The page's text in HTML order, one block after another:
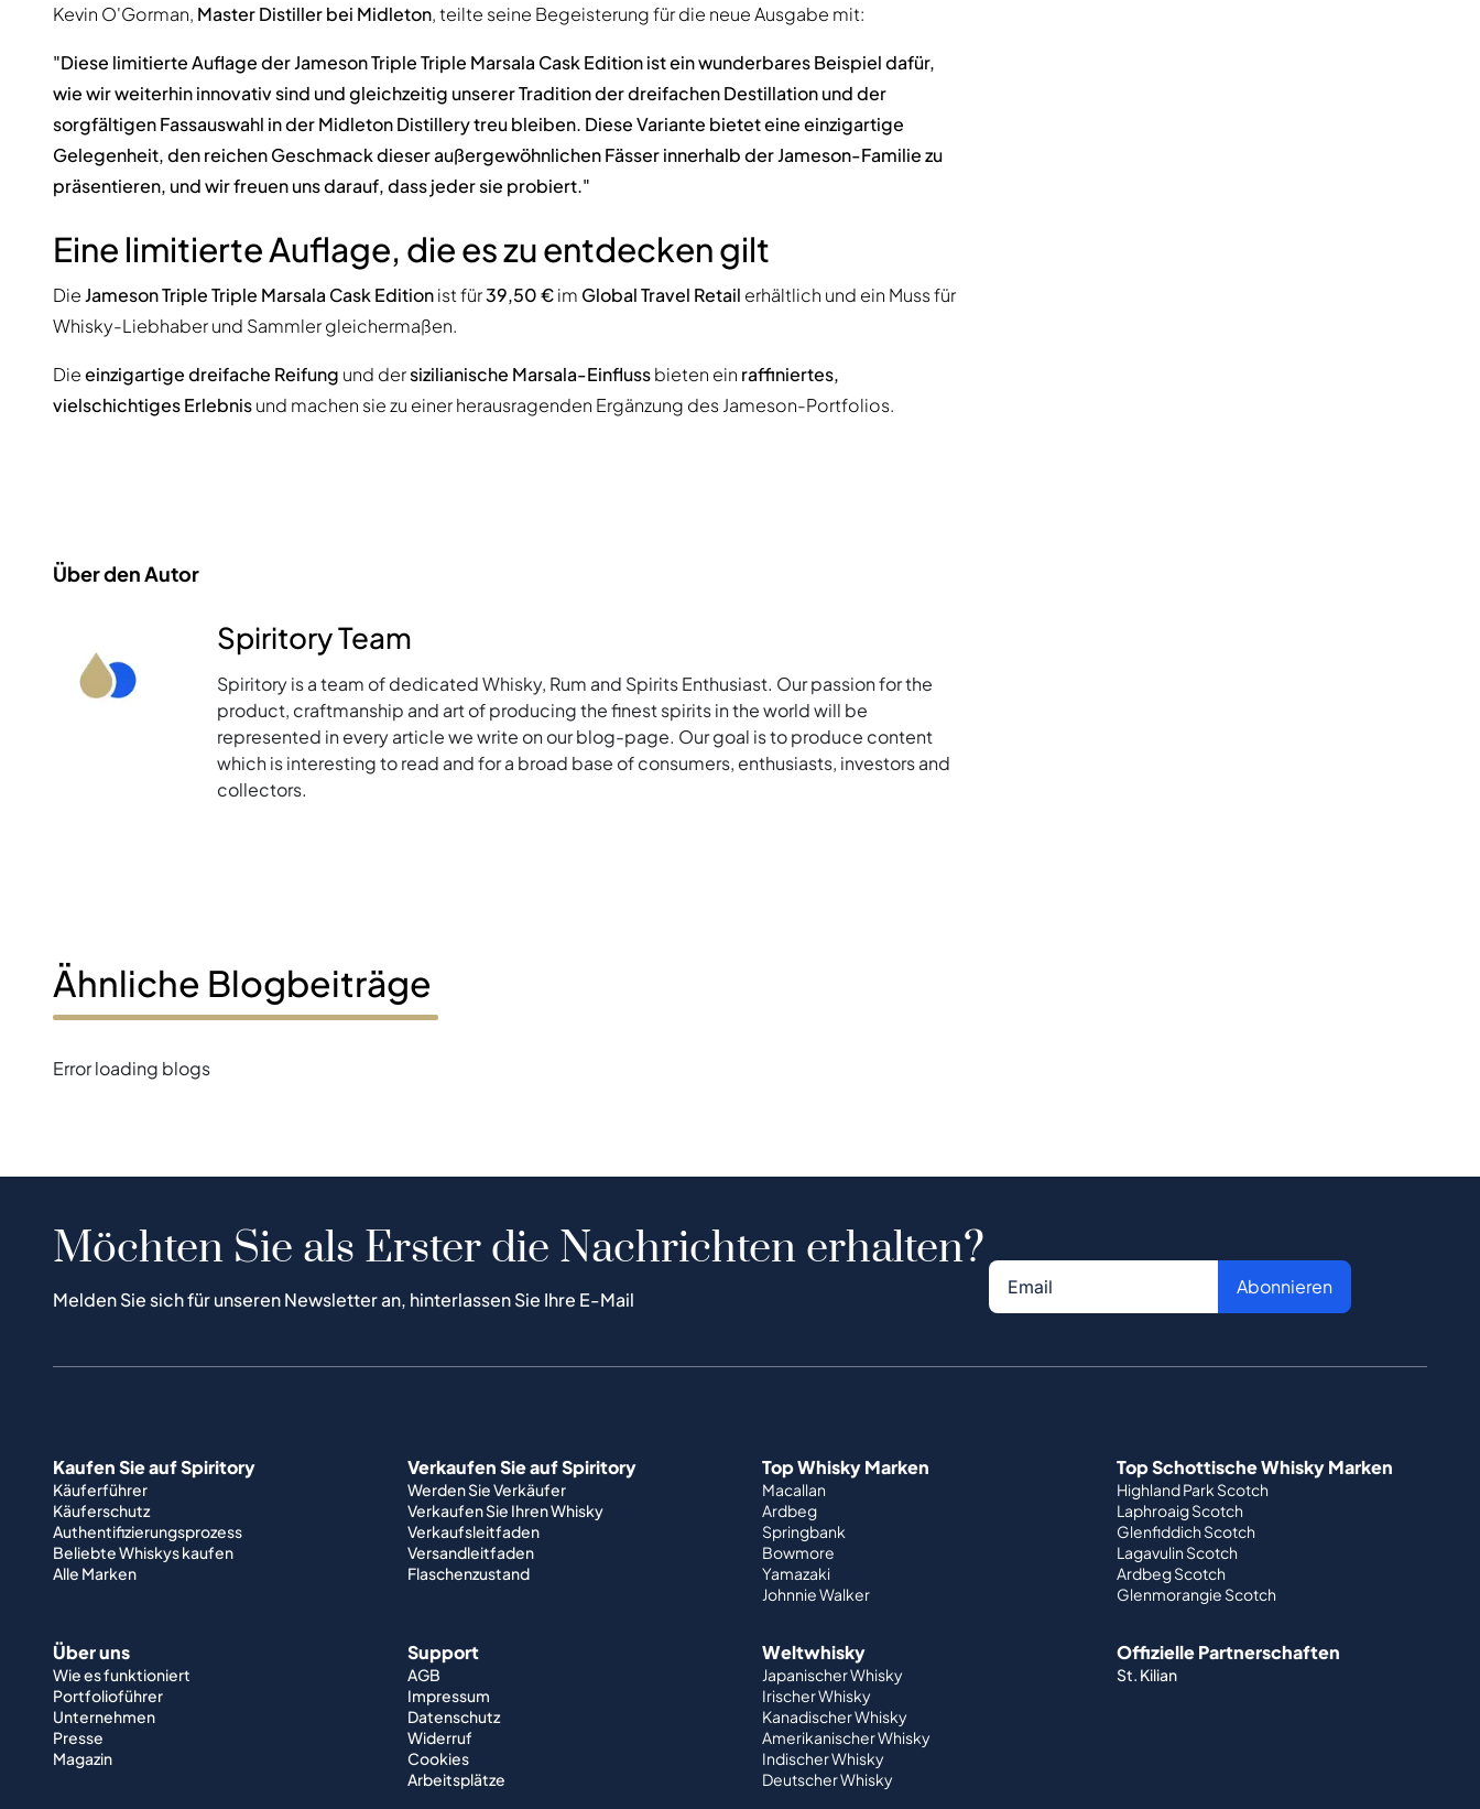
Kevin O'Gorman, Master Distiller bei Midleton, teilte seine Begeisterung für die neue Ausgabe mit:
"Diese limitierte Auflage der Jameson Triple Triple Marsala Cask Edition ist ein wunderbares Beispiel dafür,
wie wir weiterhin innovativ sind und gleichzeitig unserer Tradition der dreifachen Destillation und der
sorgfältigen Fassauswahl in der Midleton Distillery treu bleiben. Diese Variante bietet eine einzigartige
Gelegenheit, den reichen Geschmack dieser außergewöhnlichen Fässer innerhalb der Jameson-Familie zu
präsentieren, und wir freuen uns darauf, dass jeder sie probiert."
Eine limitierte Auflage, die es zu entdecken gilt
DieJameson Triple Triple Marsala Cask Editionist für39,50 €im Global Travel Retail erhältlich und ein Muss für
Whisky-Liebhaber und Sammler gleichermaßen.
Dieeinzigartige dreifache Reifung und dersizilianische Marsala-Einflussbieten ein raffiniertes,
vielschichtiges Erlebnisund machen sie zu einer herausragenden Ergänzung des Jameson-Portfolios.
Über den Autor
Spiritory Team
Spiritory is a team of dedicated Whisky, Rum and Spirits Enthusiast. Our passion for the
product, craftmanship and art of producing the finest spirits in the world will be
represented in every article we write on our blog-page. Our goal is to produce content
which is interesting to read and for a broad base of consumers, enthusiasts, investors and
collectors.
Ähnliche Blogbeiträge
Error loading blogs
Möchten Sie als Erster die Nachrichten erhalten?
Melden Sie sich für unseren Newsletter an, hinterlassen Sie Ihre E-Mail
Abonnieren
Kaufen Sie auf Spiritory
Käuferführer
Käuferschutz
Authentifizierungsprozess
Beliebte Whiskys kaufen
Alle Marken
Verkaufen Sie auf Spiritory
Werden Sie Verkäufer
Verkaufen Sie Ihren Whisky
Verkaufsleitfaden
Versandleitfaden
Flaschenzustand
Top Whisky Marken
Macallan
Ardbeg
Springbank
Bowmore
Yamazaki
Johnnie Walker
Top Schottische Whisky Marken
Highland Park Scotch
Laphroaig Scotch
Glenfiddich Scotch
Lagavulin Scotch
Ardbeg Scotch
Glenmorangie Scotch
Über uns
Wie es funktioniert
Portfolioführer
Unternehmen
Presse
Magazin
Support
AGB
Impressum
Datenschutz
Widerruf
Cookies
Arbeitsplätze
Weltwhisky
Japanischer Whisky
Irischer Whisky
Kanadischer Whisky
Amerikanischer Whisky
Indischer Whisky
Deutscher Whisky
Offizielle Partnerschaften
St. Kilian